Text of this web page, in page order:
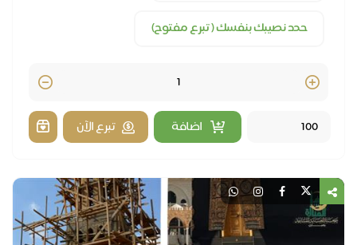
حدد نصيبك بنفسك ( تبرع مفتوح)
Quantity
اضافة
تبرع الآن